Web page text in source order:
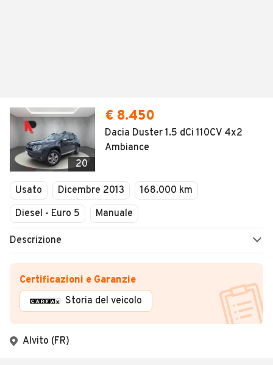
20
€ 8.450
Dacia Duster 1.5 dCi 110CV 4x2
Ambiance
Usato Dicembre 2013
168.000 km
Diesel - Euro 5
Manuale
Descrizione
Certificazioni e Garanzie
Storia del veicolo
Alvito (FR)